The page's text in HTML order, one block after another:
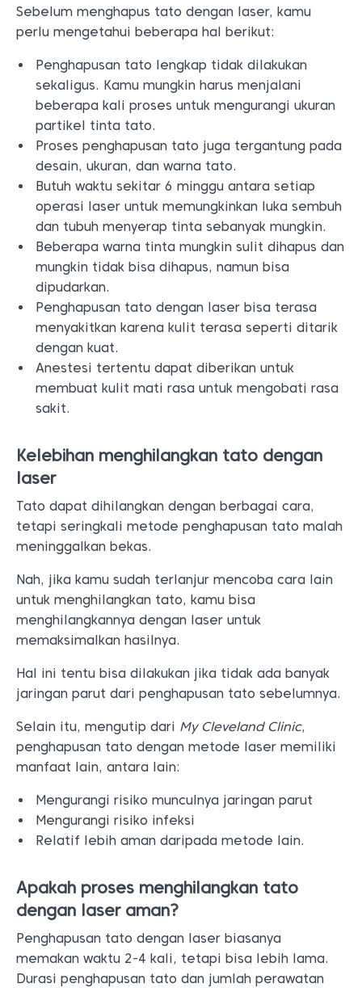
Sebelum menghapus tato dengan laser, kamu
perlu mengetahui beberapa hal berikut:
Penghapusan tato lengkap tidak dilakukan
sekaligus. Kamu mungkin harus menjalani
beberapa kali proses untuk mengurangi ukuran
partikel tinta tato.
Proses penghapusan tato juga tergantung pada
desain, ukuran, dan warna tato.
Butuh waktu sekitar 6 minggu antara setiap
operasi laser untuk memungkinkan luka sembuh
dan tubuh menyerap tinta sebanyak mungkin.
Beberapa warna tinta mungkin sulit dihapus dan
mungkin tidak bisa dihapus, namun bisa
dipudarkan.
Penghapusan tato dengan laser bisa terasa
menyakitkan karena kulit terasa seperti ditarik
dengan kuat.
Anestesi tertentu dapat diberikan untuk
membuat kulit mati rasa untuk mengobati rasa
sakit.
Kelebihan menghilangkan tato dengan
laser
Tato dapat dihilangkan dengan berbagai cara,
tetapi seringkali metode penghapusan tato malah
meninggalkan bekas.
Nah, jika kamu sudah terlanjur mencoba cara lain
untuk menghilangkan tato, kamu bisa
menghilangkannya dengan laser untuk
memaksimalkan hasilnya.
Hal ini tentu bisa dilakukan jika tidak ada banyak
jaringan parut dari penghapusan tato sebelumnya.
Selain itu, mengutip dari My Cleveland Clinic,
penghapusan tato dengan metode laser memiliki
manfaat lain, antara lain:
Mengurangi risiko munculnya jaringan parut
Mengurangi risiko infeksi
Relatif lebih aman daripada metode lain.
Apakah proses menghilangkan tato
dengan laser aman?
Penghapusan tato dengan laser biasanya
memakan waktu 2-4 kali, tetapi bisa lebih lama.
Durasi penghapusan tato dan jumlah perawatan